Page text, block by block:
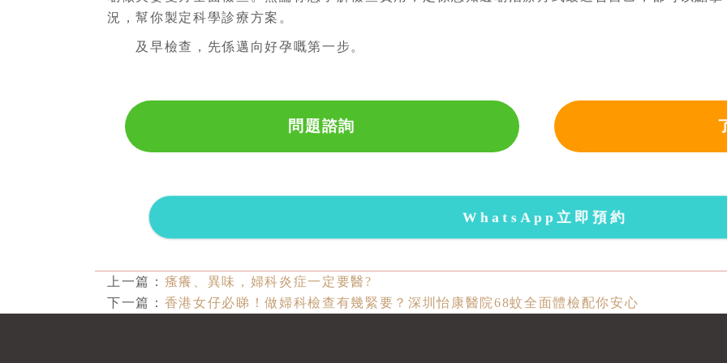
況，幫你製定科學診療方案。
及早檢查，先係邁向好孕嘅第一步。
問題諮詢
WhatsApp立即預約
上一篇： 瘙癢、異味，婦科炎症一定要醫?
下一篇： 香港女仔必睇！做婦科檢查有幾緊要？深圳怡康醫院68蚊全面體檢配你安心